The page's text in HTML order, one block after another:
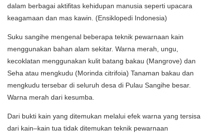
dalam berbagai aktifitas kehidupan manusia seperti upacara
keagamaan dan mas kawin. (Ensiklopedi Indonesia)
Suku sangihe mengenal beberapa teknik pewarnaan kain
menggunakan bahan alam sekitar. Warna merah, ungu,
kecoklatan menggunakan kulit batang bakau (Mangrove) dan
Seha atau mengkudu (Morinda citrifoia) Tanaman bakau dan
mengkudu tersebar di seluruh desa di Pulau Sangihe besar.
Warna merah dari kesumba.
Dari bukti kain yang ditemukan melalui efek warna yang tersisa
dari kain–kain tua tidak ditemukan teknik pewarnaan